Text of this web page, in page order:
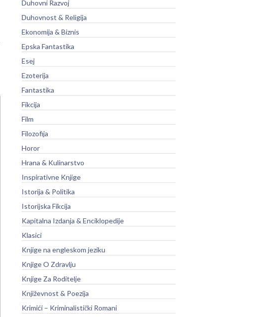
Duhovni Razvoj
Duhovnost & Religija
Ekonomija & Biznis
Epska Fantastika
Esej
Ezoterija
Fantastika
Fikcija
Film
Filozofija
Horor
Hrana & Kulinarstvo
Inspirativne Knjige
Istorija & Politika
Istorijska Fikcija
Kapitalna Izdanja & Enciklopedije
Klasici
Knjige na engleskom jeziku
Knjige O Zdravlju
Knjige Za Roditelje
Književnost & Poezija
Krimići – Kriminalistički Romani